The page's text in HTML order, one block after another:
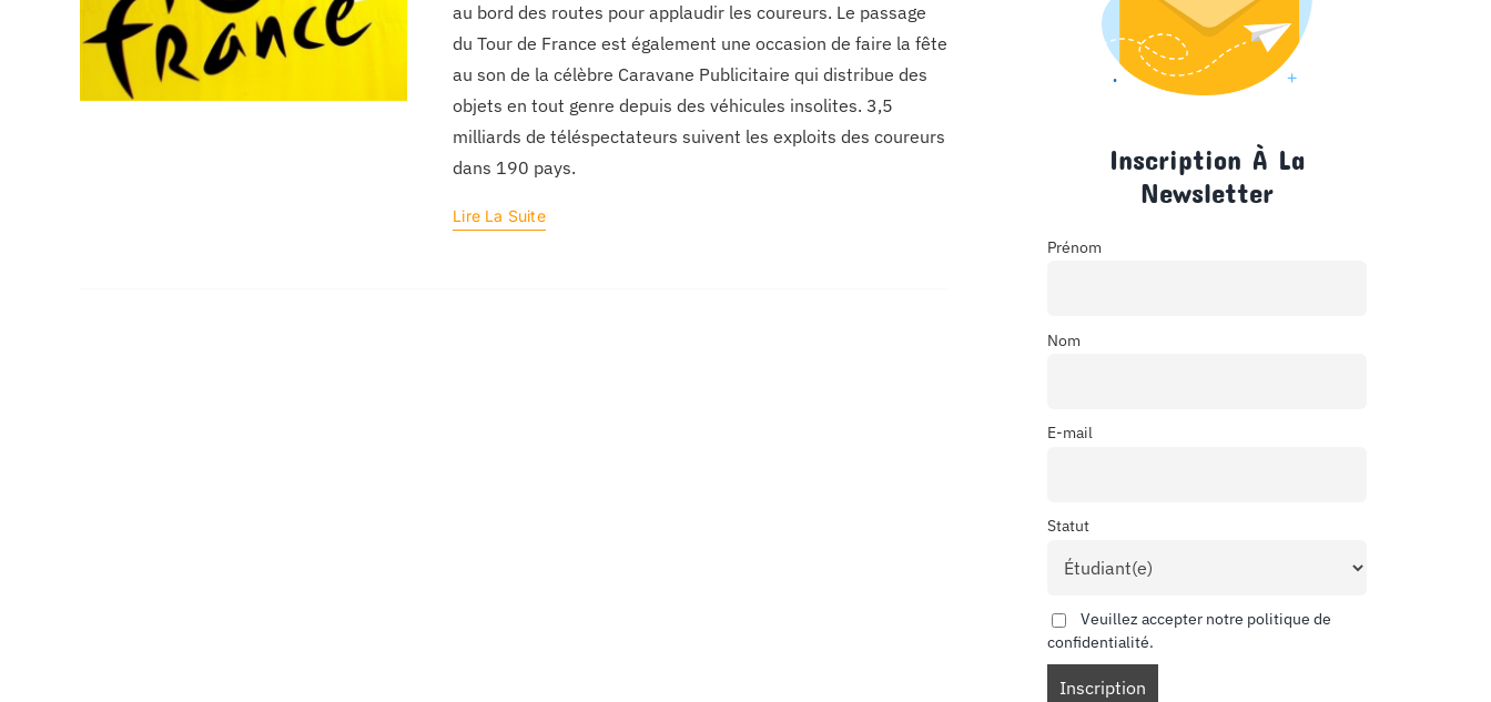
au bord des routes pour applaudir les coureurs. Le passage
du Tour de France est également une occasion de faire la fête
au son de la célèbre Caravane Publicitaire qui distribue des
objets en tout genre depuis des véhicules insolites. 3,5
milliards de téléspectateurs suivent les exploits des coureurs
dans 190 pays.
Lire La Suite
Inscription À La
Newsletter
Prénom
Nom
E-mail
Statut
Veuillez accepter notre politique de
confidentialité.